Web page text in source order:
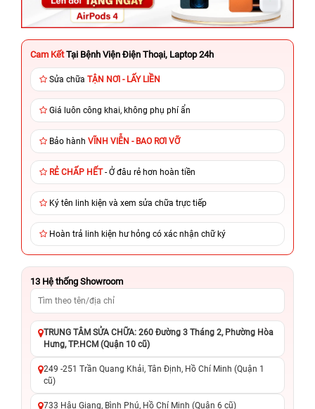
Cam Kết Tại Bệnh Viện Điện Thoại, Laptop 24h
Sửa chữa TẬN NƠI - LẤY LIỀN
Giá luôn công khai, không phụ phí ẩn
Bảo hành VĨNH VIỄN - BAO RƠI VỠ
RẺ CHẤP HẾT- Ở đâu rẻ hơn hoàn tiền
Ký tên linh kiện và xem sửa chữa trực tiếp
Hoàn trả linh kiện hư hỏng có xác nhận chữ ký
13 Hệ thống Showroom
TRUNG TÂM SỬA CHỮA: 260 Đường 3 Tháng 2, Phường Hòa
Hưng, TP.HCM (Quận 10 cũ)
249 -251 Trần Quang Khải, Tân Định, Hồ Chí Minh (Quận 1
cũ)
733 Hậu Giang, Bình Phú, Hồ Chí Minh (Quận 6 cũ)